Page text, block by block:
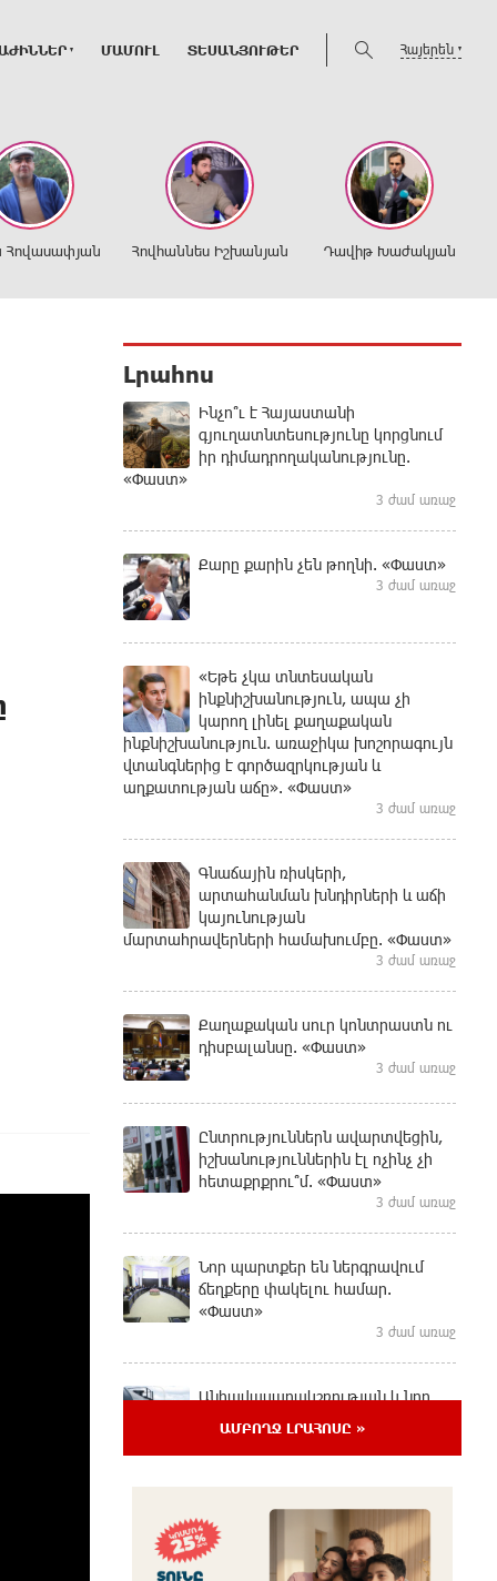
ՄԱՄՈՒԼ ՏԵՍԱՆՅՈՒԹԵՐ Հայերեն
Հովասափյան Հովհաննես Իշխանյան Դավիթ Խաժակյան
Լրահոս
Ինչո՞ւ է Հայաստանի
գյուղատնտեսությունը կորցնում
իր դիմադրողականությունը.
«Փաստ»
3 ժամ առաջ
Քարը քարին չեն թողնի. «Փաստ»
3 ժամ առաջ
«Եթե չկա տնտեսական
ինքնիշխանություն, ապա չի
կարող լինել քաղաքական
ինքնիշխանություն. առաջիկա խոշորագույն
վտանգներից է գործազրկության և
աղքատության աճը». «Փաստ»
3 ժամ առաջ
Գնաճային ռիսկերի,
արտահանման խնդիրների և աճի
կայունության
մարտահրավերների համախումբը. «Փաստ»
3 ժամ առաջ
Քաղաքական սուր կոնտրաստն ու
դիսբալանսը. «Փաստ»
3 ժամ առաջ
Ընտրություններն ավարտվեցին,
իշխանություններին էլ ոչինչ չի
հետաքրքրու՞մ. «Փաստ»
3 ժամ առաջ
Նոր պարտքեր են ներգրավում
ճեղքերը փակելու համար.
«Փաստ»
3 ժամ առաջ
Անհավասարակշռության և նոր
Ես հավատում եմ, որ «Արարարտ-
Արմենիան» ունակ է անցնել
որակավորման վերջին փուլ.
ԱՄԲՈՂՋ ԼՐԱՀՈՍԸ »